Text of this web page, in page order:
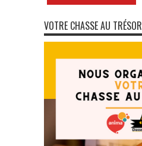
VOTRE CHASSE AU TRÉSOR